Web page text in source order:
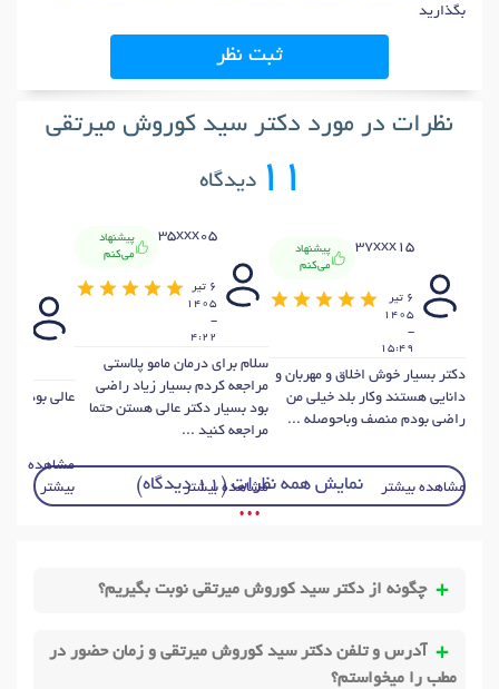
بگذارید
ثبت نظر
نظرات در مورد دکتر سید کوروش میرتقی
11دیدگاه
37xxx15
پیشنهاد
می‌کنم
6 تير
1405
-
15:49
دکتر بسیار خوش اخلاق و مهربان و
دانایی هستند وکار بلد خیلی من
راضی بودم منصف وباحوصله ...
مشاهده بیشتر
35xxx05
پیشنهاد
می‌کنم
6 تير
1405
-
4:22
سلام برای درمان مامو پلاستی
مراجعه کردم بسیار زیاد راضی
بود بسیار دکتر عالی هستن حتما
مراجعه کنید ...
مشاهده بیشتر
عالی بود ...
مشاهده
بیشتر
نمایش همه نظرات (11 دیدگاه)
• • •
چگونه از دکتر سید کوروش میرتقی نوبت بگیریم؟
آدرس و تلفن دکتر سید کوروش میرتقی و زمان حضور در
مطب را میخواستم؟